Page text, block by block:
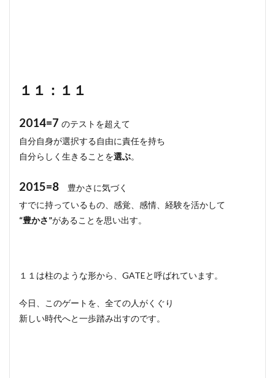
１１：１１
2014=7 のテストを超えて
自分自身が選択する自由に責任を持ち
自分らしく生きることを選ぶ。
2015=8 豊かさに気づく
すでに持っているもの、感覚、感情、経験を活かして
“豊かさ”があることを思い出す。
１１は柱のような形から、GATEと呼ばれています。
今日、このゲートを、全ての人がくぐり
新しい時代へと一歩踏み出すのです。